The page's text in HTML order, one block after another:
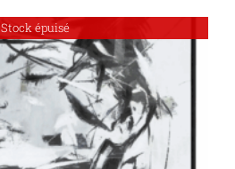
Stock épuisé